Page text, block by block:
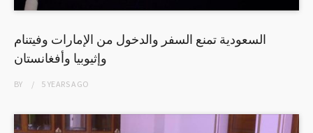
السعودية تمنع السفر والدخول من الإمارات وفيتنام
وإثيوبيا وأفغانستان
BY 5 YEARSAGO